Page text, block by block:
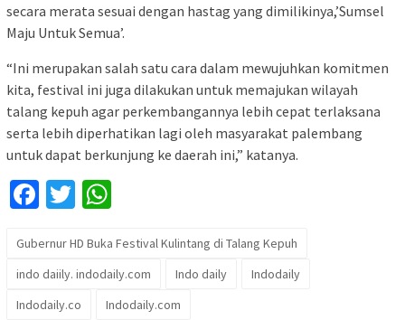
secara merata sesuai dengan hastag yang dimilikinya,’Sumsel
Maju Untuk Semua’.
“Ini merupakan salah satu cara dalam mewujuhkan komitmen
kita, festival ini juga dilakukan untuk memajukan wilayah
talang kepuh agar perkembangannya lebih cepat terlaksana
serta lebih diperhatikan lagi oleh masyarakat palembang
untuk dapat berkunjung ke daerah ini,” katanya.
Facebook
Twitter
Gubernur HD Buka Festival Kulintang di Talang Kepuh
indo daiily. indodaily.com
Indo daily
Indodaily
Indodaily.co
Indodaily.com